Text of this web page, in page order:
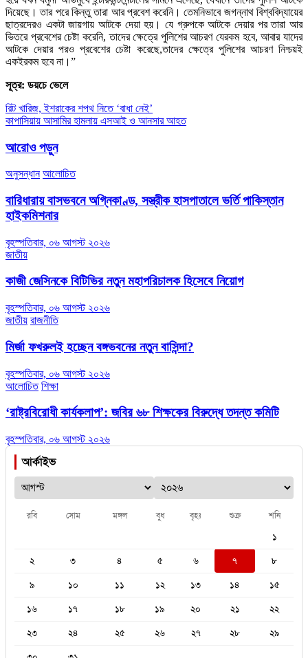
দিয়েছে। তার পরে কিন্তু তারা আর প্রবেশ করেনি। তেমনিভাবে জগন্নাথ বিশ্ববিদ্যায়ের
ছাত্রদেরও একটা জায়গায় আটকে দেয়া হয়। যে গ্রুপকে আটকে দেয়ার পর তারা আর
ভিতরে প্রবেশের চেষ্টা করেনি, তাদের ক্ষেত্রে পুলিশের আচরণ যেরকম হবে, আবার যাদের
আটকে দেয়ার পরও প্রবেশের চেষ্টা করেছে,তাদের ক্ষেত্রে পুলিশের আচরণ নিশ্চয়ই
একইরকম হবে না।”
সূত্র: ডয়চে ভেলে
Post
navigation
রিট খারিজ, ইশরাকের শপথ নিতে ‘বাধা নেই’
কাপাসিয়ায় আসামির হামলায় এসআই ও আনসার আহত
আরোও পড়ুন
অনুসন্ধান আলোচিত
বারিধারায় বাসভবনে অগ্নিকাণ্ড, সস্ত্রীক হাসপাতালে ভর্তি পাকিস্তান
হাইকমিশনার
বৃহস্পতিবার, ০৬ আগস্ট ২০২৬
জাতীয়
কাজী জেসিনকে বিটিভির নতুন মহাপরিচালক হিসেবে নিয়োগ
বৃহস্পতিবার, ০৬ আগস্ট ২০২৬
জাতীয় রাজনীতি
মির্জা ফখরুলই হচ্ছেন বঙ্গভবনের নতুন বাসিন্দা?
বৃহস্পতিবার, ০৬ আগস্ট ২০২৬
আলোচিত শিক্ষা
‘রাষ্ট্রবিরোধী কার্যকলাপ’: জবির ৬৮ শিক্ষকের বিরুদ্ধে তদন্ত কমিটি
বৃহস্পতিবার, ০৬ আগস্ট ২০২৬
আর্কাইভ
রবি সোম মঙ্গল বুধ বৃহঃ শুক্র শনি
১
২
৩ ৪ ৫ ৬ ৭
৮
৯
১০ ১১ ১২ ১৩ ১৪
১৫
১৬
১৭ ১৮ ১৯ ২০ ২১
২২
২৩
২৪ ২৫ ২৬ ২৭ ২৮
২৯